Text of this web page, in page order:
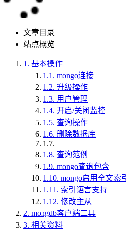
文章目录
站点概览
1. 基本操作
1.1. mongo连接
1.2. 升级操作
1.3. 用户管理
1.4. 开启/关闭监控
1.5. 查询操作
1.6. 删除数据库
1.7.
1.8. 查询范例
1.9. mongo查询包含
1.10. mongo启用全文索引
1.11. 索引语言支持
1.12. 修改主从
2. mongdb客户端工具
3. 相关资料